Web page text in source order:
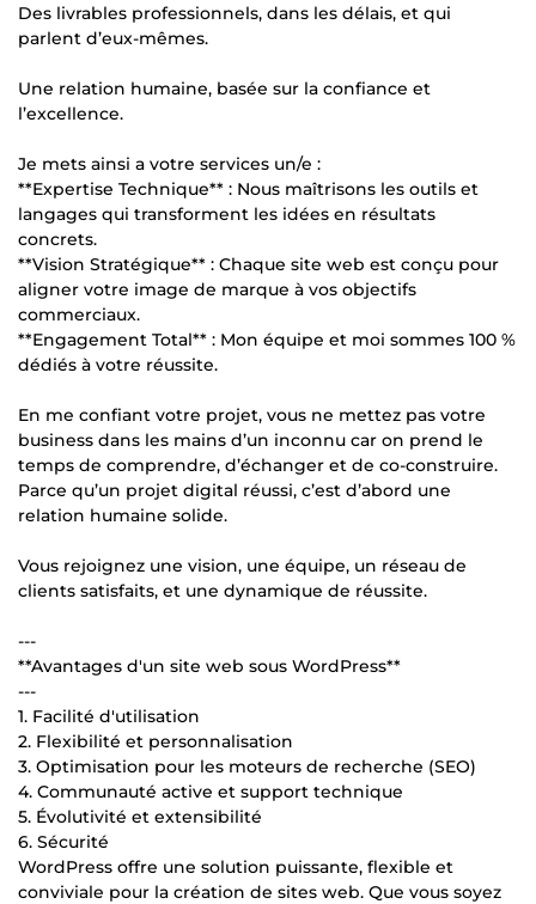
Des livrables professionnels, dans les délais, et qui
parlent d’eux-mêmes.
Une relation humaine, basée sur la confiance et
l’excellence.
Je mets ainsi a votre services un/e :
**Expertise Technique** : Nous maîtrisons les outils et
langages qui transforment les idées en résultats
concrets.
**Vision Stratégique** : Chaque site web est conçu pour
aligner votre image de marque à vos objectifs
commerciaux.
**Engagement Total** : Mon équipe et moi sommes 100 %
dédiés à votre réussite.
En me confiant votre projet, vous ne mettez pas votre
business dans les mains d’un inconnu car on prend le
temps de comprendre, d’échanger et de co-construire.
Parce qu’un projet digital réussi, c’est d’abord une
relation humaine solide.
Vous rejoignez une vision, une équipe, un réseau de
clients satisfaits, et une dynamique de réussite.
---
**Avantages d'un site web sous WordPress**
---
1. Facilité d'utilisation
2. Flexibilité et personnalisation
3. Optimisation pour les moteurs de recherche (SEO)
4. Communauté active et support technique
5. Évolutivité et extensibilité
6. Sécurité
WordPress offre une solution puissante, flexible et
conviviale pour la création de sites web. Que vous soyez